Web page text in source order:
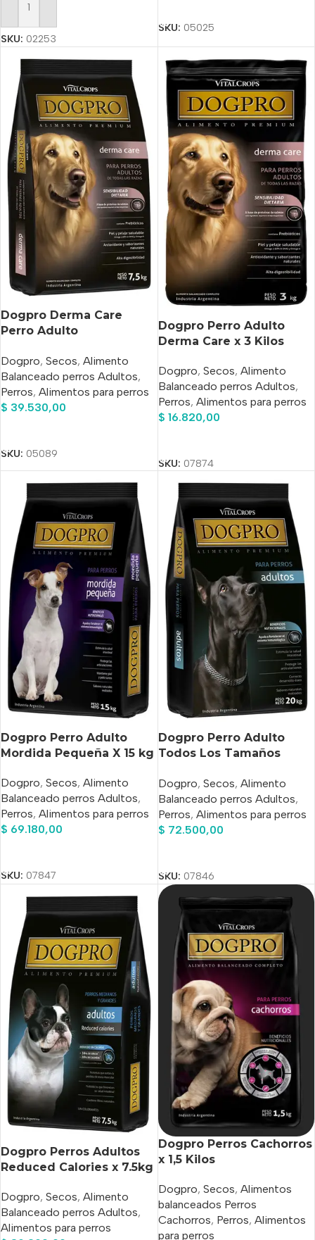
Añadir Al Carrito
SKU: 02253
SKU: 05025
Dogpro Derma Care
Perro Adulto
7.5 Kg
Dogpro, Secos, Alimento
Balanceado perros Adultos,
Perros, Alimentos para perros
$ 39.530,00
SKU: 05089
Dogpro Perro Adulto
Derma Care x 3 Kilos
Dogpro, Secos, Alimento
Balanceado perros Adultos,
Perros, Alimentos para perros
$ 16.820,00
SKU: 07874
Dogpro Perro Adulto
Mordida Pequeña X 15 kg
Dogpro, Secos, Alimento
Balanceado perros Adultos,
Perros, Alimentos para perros
$ 69.180,00
SKU: 07847
Dogpro Perro Adulto
Todos Los Tamaños
Dogpro, Secos, Alimento
Balanceado perros Adultos,
Perros, Alimentos para perros
$ 72.500,00
SKU: 07846
Dogpro Perros Adultos
Reduced Calories x 7.5kg
Dogpro, Secos, Alimento
Balanceado perros Adultos,
Alimentos para perros
Dogpro Perros Cachorros
x 1,5 Kilos
Dogpro, Secos, Alimentos
balanceados Perros
Cachorros, Perros, Alimentos
para perros